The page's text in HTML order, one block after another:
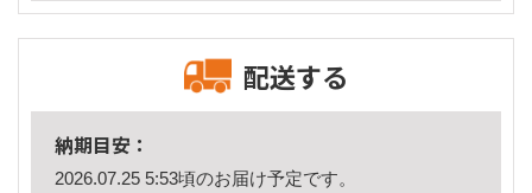
配送する
納期目安：
2026.07.25 5:53頃のお届け予定です。